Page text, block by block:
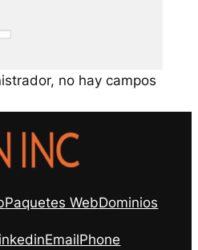
no hay campos
Paquetes WebDominios
EmailPhone